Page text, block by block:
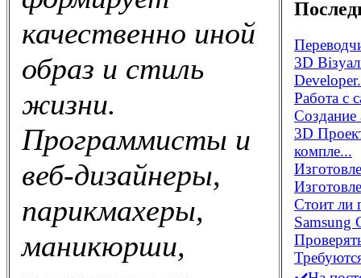
качественно иной
образ и стиль
жизни.
Программисты и
веб-дизайнеры,
парикмахеры,
маникюрши,
3D
Работа с
Создание
3D
компле...
Стоит ли
Samsung